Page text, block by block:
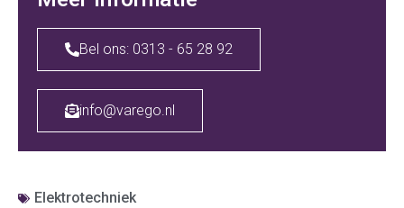
Bel ons: 0313 - 65 28 92
info@varego.nl
Elektrotechniek